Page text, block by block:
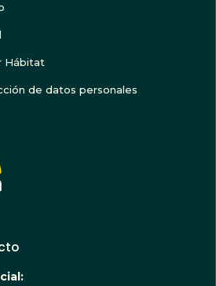
Hábitat
de datos personales